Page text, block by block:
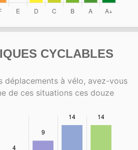
CYCLABLES
déplacements à vélo, avez-vous
de ces situations ces douze